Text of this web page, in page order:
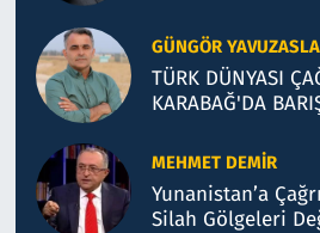
GÜNGÖR
TÜRK DÜNYASI
KARABAĞ'DA
MEHMET DEMIR
Yunanistan’a
Silah Gölgeleri